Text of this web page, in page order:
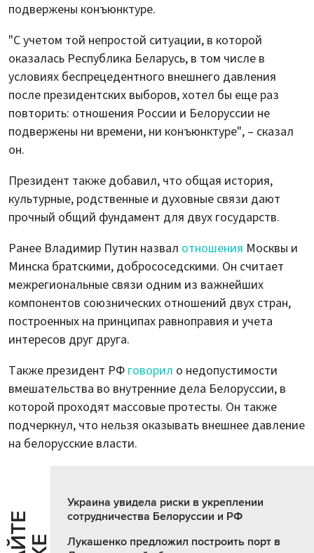
подвержены конъюнктуре.
"С учетом той непростой ситуации, в которой
оказалась Республика Беларусь, в том числе в
условиях беспрецедентного внешнего давления
после президентских выборов, хотел бы еще раз
повторить: отношения России и Белоруссии не
подвержены ни времени, ни конъюнктуре", – сказал
он.
Президент также добавил, что общая история,
культурные, родственные и духовные связи дают
прочный общий фундамент для двух государств.
Ранее Владимир Путин назвал отношения Москвы и
Минска братскими, добрососедскими. Он считает
межрегиональные связи одним из важнейших
компонентов союзнических отношений двух стран,
построенных на принципах равноправия и учета
интересов друг друга.
Также президент РФ говорил о недопустимости
вмешательства во внутренние дела Белоруссии, в
которой проходят массовые протесты. Он также
подчеркнул, что нельзя оказывать внешнее давление
на белорусские власти.
Украина увидела риски в укреплении
сотрудничества Белоруссии и РФ
Лукашенко предложил построить порт в